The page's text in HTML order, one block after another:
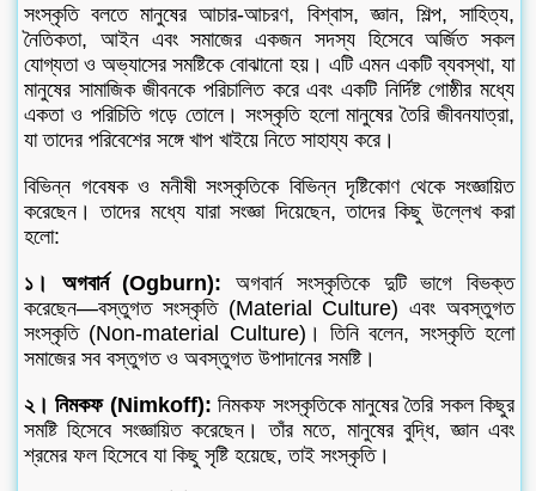
সংস্কৃতি বলতে মানুষের আচার-আচরণ, বিশ্বাস, জ্ঞান, শিল্প, সাহিত্য,
নৈতিকতা, আইন এবং সমাজের একজন সদস্য হিসেবে অর্জিত সকল
যোগ্যতা ও অভ্যাসের সমষ্টিকে বোঝানো হয়। এটি এমন একটি ব্যবস্থা, যা
মানুষের সামাজিক জীবনকে পরিচালিত করে এবং একটি নির্দিষ্ট গোষ্ঠীর মধ্যে
একতা ও পরিচিতি গড়ে তোলে। সংস্কৃতি হলো মানুষের তৈরি জীবনযাত্রা,
যা তাদের পরিবেশের সঙ্গে খাপ খাইয়ে নিতে সাহায্য করে।
বিভিন্ন গবেষক ও মনীষী সংস্কৃতিকে বিভিন্ন দৃষ্টিকোণ থেকে সংজ্ঞায়িত
করেছেন। তাদের মধ্যে যারা সংজ্ঞা দিয়েছেন, তাদের কিছু উল্লেখ করা
হলো:
১। অগবার্ন (Ogburn): অগবার্ন সংস্কৃতিকে দুটি ভাগে বিভক্ত
করেছেন—বস্তুগত সংস্কৃতি (Material Culture) এবং অবস্তুগত
সংস্কৃতি (Non-material Culture)। তিনি বলেন, সংস্কৃতি হলো
সমাজের সব বস্তুগত ও অবস্তুগত উপাদানের সমষ্টি।
২। নিমকফ (Nimkoff): নিমকফ সংস্কৃতিকে মানুষের তৈরি সকল কিছুর
সমষ্টি হিসেবে সংজ্ঞায়িত করেছেন। তাঁর মতে, মানুষের বুদ্ধি, জ্ঞান এবং
শ্রমের ফল হিসেবে যা কিছু সৃষ্টি হয়েছে, তাই সংস্কৃতি।